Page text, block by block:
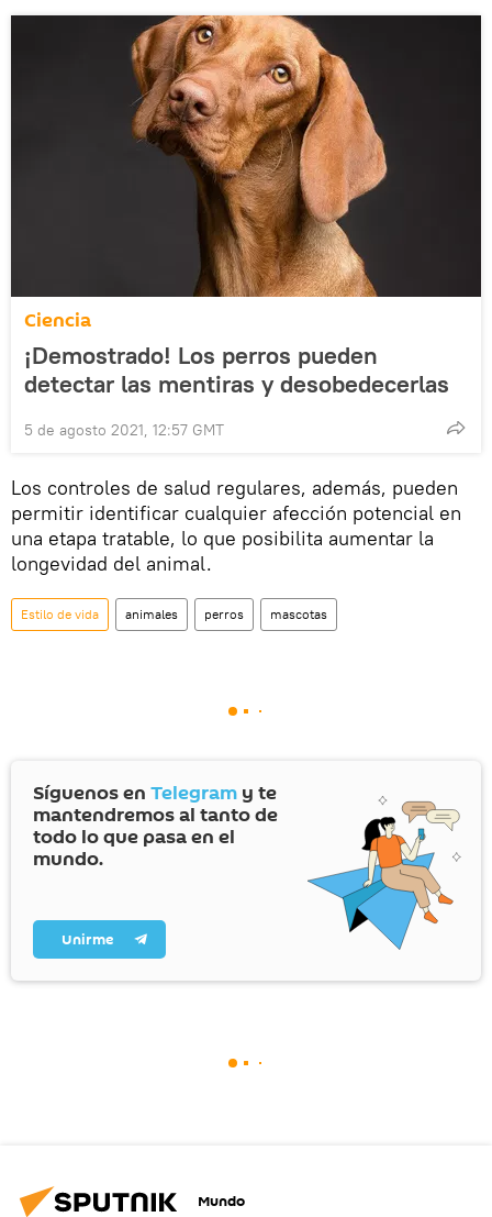
Ciencia
¡Demostrado! Los perros pueden
detectar las mentiras y desobedecerlas
5 de agosto 2021, 12:57 GMT
Los controles de salud regulares, además, pueden
permitir identificar cualquier afección potencial en
una etapa tratable, lo que posibilita aumentar la
longevidad del animal.
Estilo de vida animales perros mascotas
Síguenos en Telegram y te
mantendremos al tanto de
todo lo que pasa en el
mundo.
Unirme
Mundo